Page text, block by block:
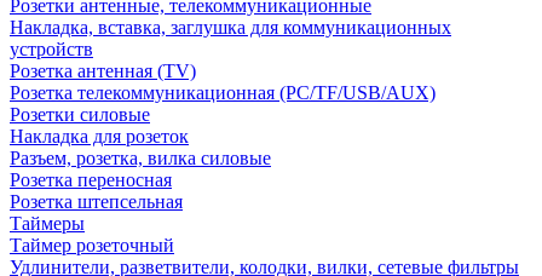
Розетки антенные, телекоммуникационные
Накладка, вставка, заглушка для коммуникационных
устройств
Розетка антенная (TV)
Розетка телекоммуникационная (PC/TF/USB/AUX)
Розетки силовые
Накладка для розеток
Разъем, розетка, вилка силовые
Розетка переносная
Розетка штепсельная
Таймеры
Таймер розеточный
Удлинители, разветвители, колодки, вилки, сетевые фильтры